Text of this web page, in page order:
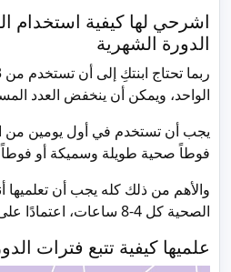
اشرحي لها كيفية استخدام
الدورة الشهرية
الواحد، ويمكن أن ينخفض العدد
يجب أن تستخدم في أول يومين من
فوطاً صحية طويلة وسميكة أو فوطاً
والأهم من ذلك كله يجب أن تعلميها
الصحية كل 4-8 ساعات، اعتمادًا على مدى شدة النزيف.
علميها كيفية تتبع فترات